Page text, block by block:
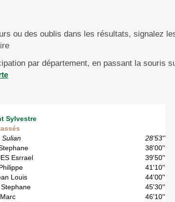
ou des oublis dans les résultats, signalez
par département, en passant la souris
Sylvestre
Sulian
28'53''
38'00''
Esrrael
39'50''
41'10''
Louis
44'00''
45'30''
46'10''